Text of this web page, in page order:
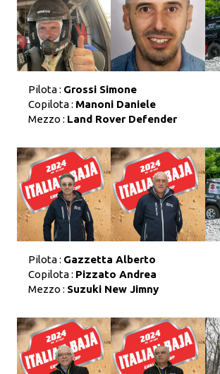
Pilota : Grossi Simone
Copilota : Manoni Daniele
Mezzo : Land Rover Defender
Pilota : Gazzetta Alberto
Copilota : Pizzato Andrea
Mezzo : Suzuki New Jimny